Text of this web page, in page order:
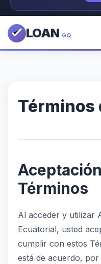
LOAN GQ
Términos
Términos
Al acceder y utilizar
Ecuatorial, usted
cumplir con estos
está de acuerdo,